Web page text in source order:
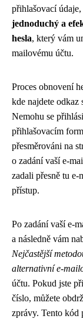
přihlašovací
jednoduchý a
hesla, který vám
mailovému účtu.
Proces obnovení
kde najdete odkaz
Nemohu se
přihlašovacím
přesměrováni na
o zadání vaší e-
zadali přesně tu e-
přístup.
Po zadání vaší e-
a následně vám
Nejčastější
alternativní e-
účtu. Pokud jste
číslo, můžete
zprávy. Tento kód